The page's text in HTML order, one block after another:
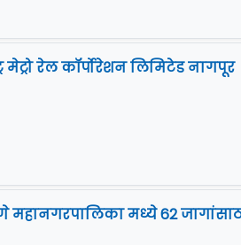
मेट्रो रेल कॉर्पोरेशन लिमिटेड नागपूर
महानगरपालिका मध्ये 62